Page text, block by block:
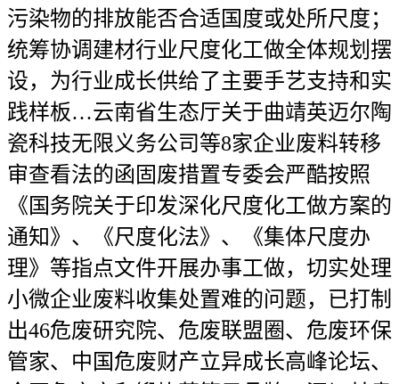
污染物的排放能否合适国度或处所尺度；
统筹协调建材行业尺度化工做全体规划摆
设，为行业成长供给了主要手艺支持和实
践样板…云南省生态厅关于曲靖英迈尔陶
瓷科技无限义务公司等8家企业废料转移
审查看法的函固废措置专委会严酷按照
《国务院关于印发深化尺度化工做方案的
通知》、《尺度化法》、《集体尺度办
理》等指点文件开展办事工做，切实处理
小微企业废料收集处置难的问题，已打制
出46危废研究院、危废联盟圈、危废环保
管家、中国危废财产立异成长高峰论坛、